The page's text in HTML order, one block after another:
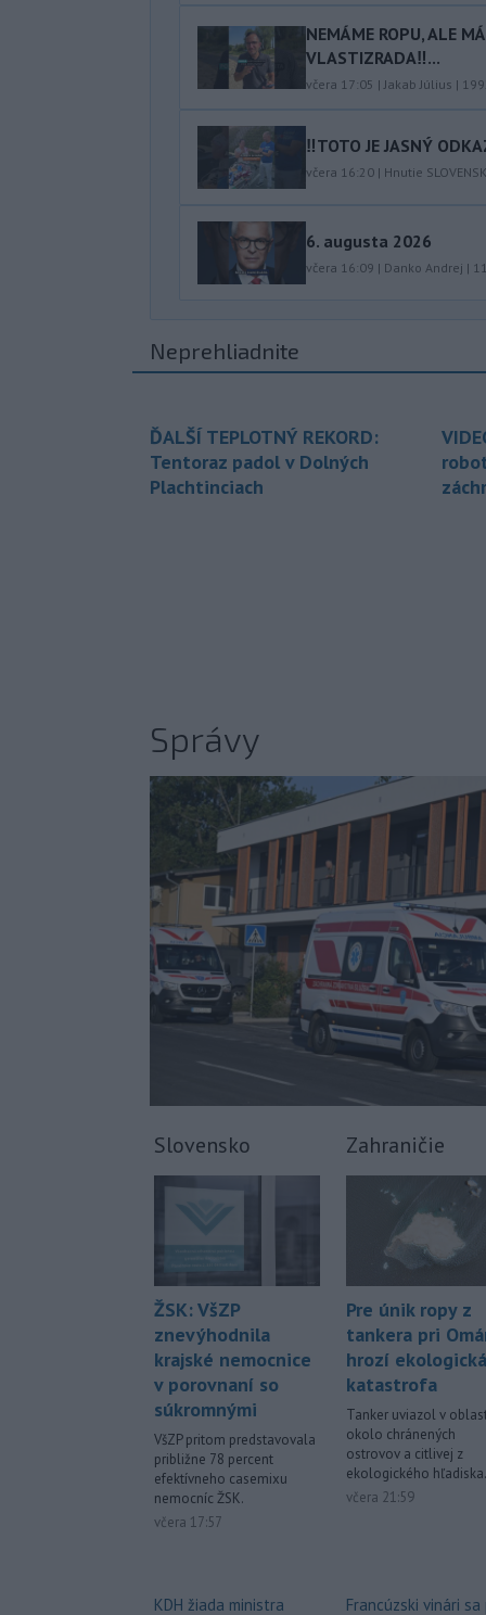
NEMÁME ROPU, ALE
VLASTIZRADA‼️...
včera 17:05 | Jakab Július |
‼️TOTO JE JASNÝ
včera 16:20 | Hnutie
6. augusta 2026
včera 16:09 | Danko Andrej |
Neprehliadnite
ĎALŠÍ TEPLOTNÝ REKORD:
Tentoraz padol v Dolných
Plachtinciach
Správy
Slovensko
ŽSK: VšZP
znevýhodnila
krajské nemocnice
v porovnaní so
súkromnými
VšZP pritom predstavovala
približne 78 percent
efektívneho casemixu
nemocníc ŽSK.
včera 17:57
KDH žiada ministra
Zahraničie
Pre únik ropy z
tankera pri
hrozí ekologická
katastrofa
Tanker uviazol v
okolo chránených
ostrovov a citlivej z
ekologického hľadiska.
včera 21:59
Francúzski vinári sa